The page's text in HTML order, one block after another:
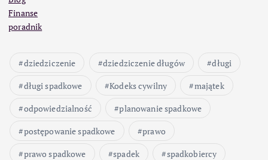
Finanse
poradnik
dziedziczenie dziedziczenie długów
długi
długi spadkowe
Kodeks cywilny
majątek
odpowiedzialność
planowanie spadkowe
postępowanie spadkowe
prawo
prawo spadkowe
spadek
spadkobiercy